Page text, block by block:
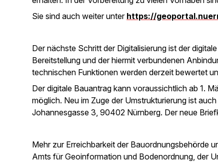
Sie sind auch weiter unter https://
Der nächste Schritt der Digitalisierung ist der
Bereitstellung und der hiermit verbundenen
technischen Funktionen werden derzeit bewertet
Der digitale Bauantrag kann voraussichtlich ab 1.
möglich. Neu im Zuge der Umstrukturierung ist
Johannesgasse 3, 90402 Nürnberg. Der neue
Mehr zur Erreichbarkeit der Bauordnungsbehörde
Amts für Geoinformation und Bodenordnung, der